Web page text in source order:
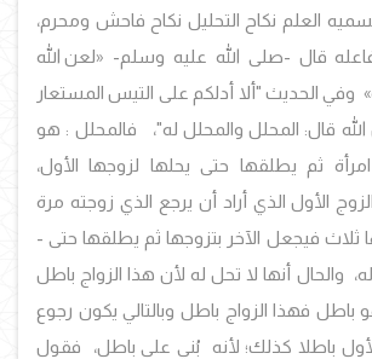
العلم نكاح التحليل نكاح فاحش ومحرم،
قال -صلى الله عليه وسلم- «لعن الله
» وفي الحديث "ألا أدلكم على التيس المستعار
قال: المحلل والمحلل له"، فالمحلل : هو
ثم يطلقها حتى يحلها لزوجها الأول،
الأول الذي أراد أن يرجع الذي زوجته مرة
ثلاث فيجعل الآخر بتزوجها ثم يطلقها حتى -
والحال أنها لا تحل له لأن هذا الزواج باطل
باطل فهذا الزواج باطل وبالتالي يكون رجوع
باطلا كذلك؛ لأنه بُني على باطل، فقول